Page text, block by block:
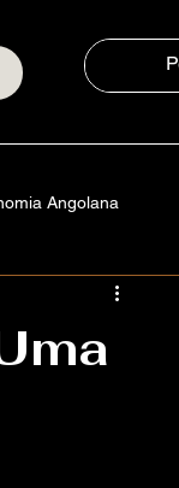
Angolana
Tecnologia